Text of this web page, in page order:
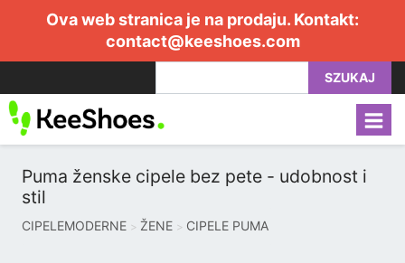
Ova web stranica je na prodaju. Kontakt:
contact@keeshoes.com
SZUKAJ
Puma ženske cipele bez pete - udobnost i
stil
CIPELEMODERNE ŽENE CIPELE PUMA